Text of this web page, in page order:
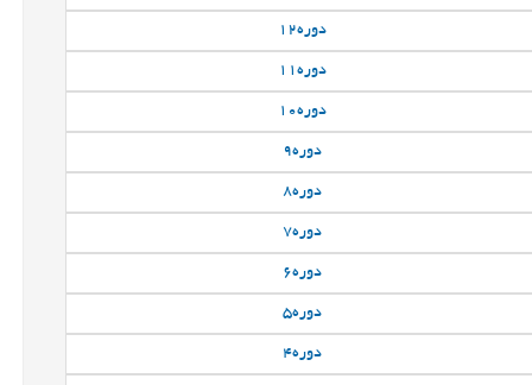
دوره12
دوره11
دوره10
دوره9
دوره8
دوره7
دوره6
دوره5
دوره4